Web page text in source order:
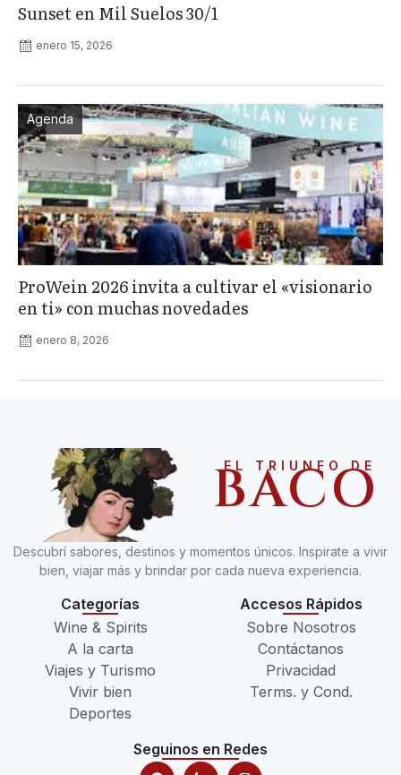
Sunset en Mil Suelos 30/1
enero 15, 2026
Agenda
ProWein 2026 invita a cultivar el «visionario
en ti» con muchas novedades
enero 8, 2026
EL TRIUNFO DE
BACO
Descubrí sabores, destinos y momentos únicos. Inspirate a vivir
bien, viajar más y brindar por cada nueva experiencia.
Categorías
Wine & Spirits
A la carta
Viajes y Turismo
Vivir bien
Deportes
Accesos Rápidos
Sobre Nosotros
Contáctanos
Privacidad
Terms. y Cond.
Seguinos en Redes